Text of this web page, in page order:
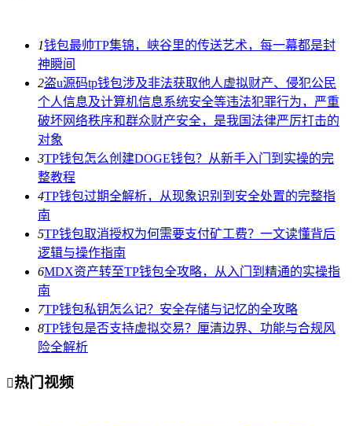
1钱包最帅TP集锦，峡谷里的传送艺术，每一幕都是封
神瞬间
2盗u源码tp钱包涉及非法获取他人虚拟财产、侵犯公民
个人信息及计算机信息系统安全等违法犯罪行为，严重
破坏网络秩序和群众财产安全，是我国法律严厉打击的
对象
3TP钱包怎么创建DOGE钱包？从新手入门到实操的完
整教程
4TP钱包过期全解析，从现象识别到安全处置的完整指
南
5TP钱包取消授权为何需要支付矿工费？一文读懂背后
逻辑与操作指南
6MDX资产转至TP钱包全攻略，从入门到精通的实操指
南
7TP钱包私钥怎么记？安全存储与记忆的全攻略
8TP钱包是否支持虚拟交易？厘清边界、功能与合规风
险全解析
热门视频